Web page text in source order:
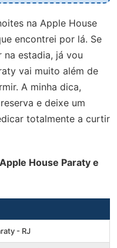
na Apple House
encontrei por lá. Se
na estadia, já vou
vai muito além de
A minha dica,
e deixe um
totalmente a curtir
House Paraty e
- RJ